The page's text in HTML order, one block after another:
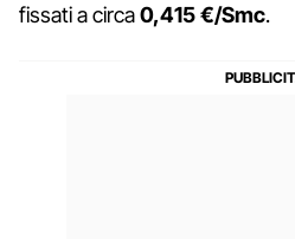
fissati a circa0,415 €/Smc.